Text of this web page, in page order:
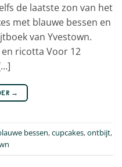
de laatste zon van het
met blauwe bessen en
van Yvestown.
ricotta Voor 12
→
bessen,cupcakes,ontbijt,